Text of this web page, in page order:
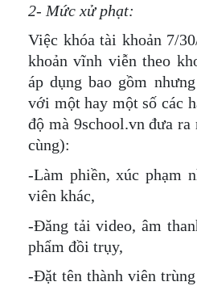
2- Mức xử phạt:
Việc khóa tài khoản 7/
khoản vĩnh viễn theo
áp dụng bao gồm
với một hay một số các
độ mà 9school.vn đưa
cùng):
-Làm phiền, xúc phạm
viên khác,
-Đăng tải video, âm
phẩm đồi trụy,
-Đặt tên thành viên